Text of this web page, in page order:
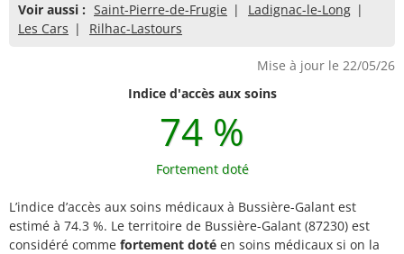
Voir aussi : Saint-Pierre-de-Frugie
Ladignac-le-Long
Les Cars
Rilhac-Lastours
Mise à jour le 22/05/26
Indice d'accès aux soins
74 %
Fortement doté
L’indice d’accès aux soins médicaux à Bussière-Galant est
estimé à 74.3 %. Le territoire de Bussière-Galant (87230) est
considéré comme fortement doté en soins médicaux si on la